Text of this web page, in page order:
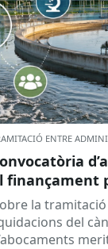
ENTRE
finançament
l’any
la
del